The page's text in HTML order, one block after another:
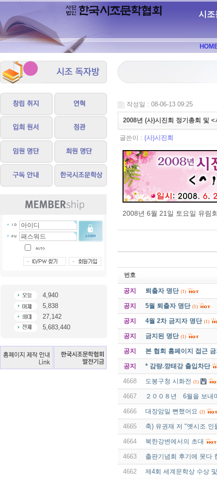
시조
4,940
5,838
27,142
5,683,440
작성일 : 08-06-13 09:25
2008년 (사)시진회 정기총회 및
글쓴이 : (사)시진회
2008년 6월 21일 토요일 유림
번호
공지 퇴출자 명단 (1)
공지 5월 퇴출자 명단 (1)
공지 4월 2차 금지자 명단 (1)
공지 금지된 명단 (1)
공지 본 협회 홈페이지 접근
공지 * 감량.깡태강 출입차단
4668 도봉구청 시화전 (1)
4667 ２００８년 6월을 보내
4666 대장암일 뻔했어요 (2)
4665 축) 유권재 저 "옛시조 인
4664 북한강변에서의 초대
4663 출판기념회 후기에 못다
4662 제4회 세계문학상 수상